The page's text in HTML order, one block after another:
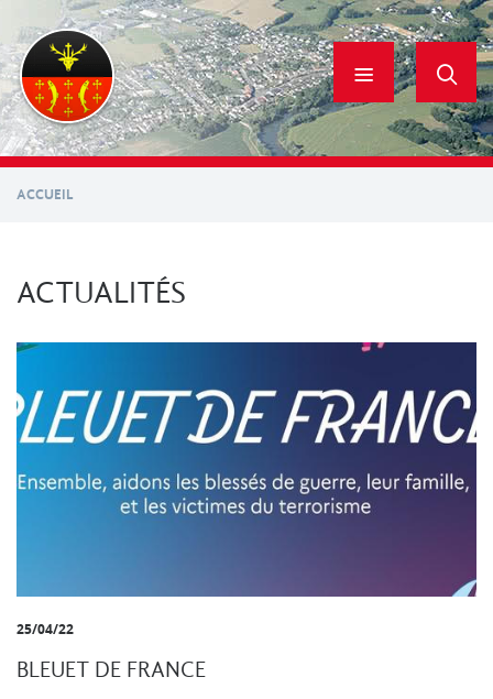
contenu
principal
ACCUEIL
ACTUALITÉS
25/04/22
BLEUET DE FRANCE